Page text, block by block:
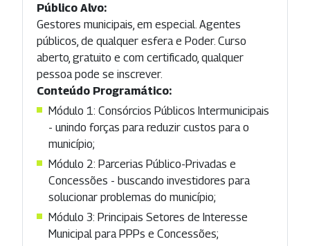
Público Alvo:
Gestores municipais, em especial. Agentes
públicos, de qualquer esfera e Poder. Curso
aberto, gratuito e com certificado, qualquer
pessoa pode se inscrever.
Conteúdo Programático:
Módulo 1: Consórcios Públicos Intermunicipais
- unindo forças para reduzir custos para o
município;
Módulo 2: Parcerias Público-Privadas e
Concessões - buscando investidores para
solucionar problemas do município;
Módulo 3: Principais Setores de Interesse
Municipal para PPPs e Concessões;